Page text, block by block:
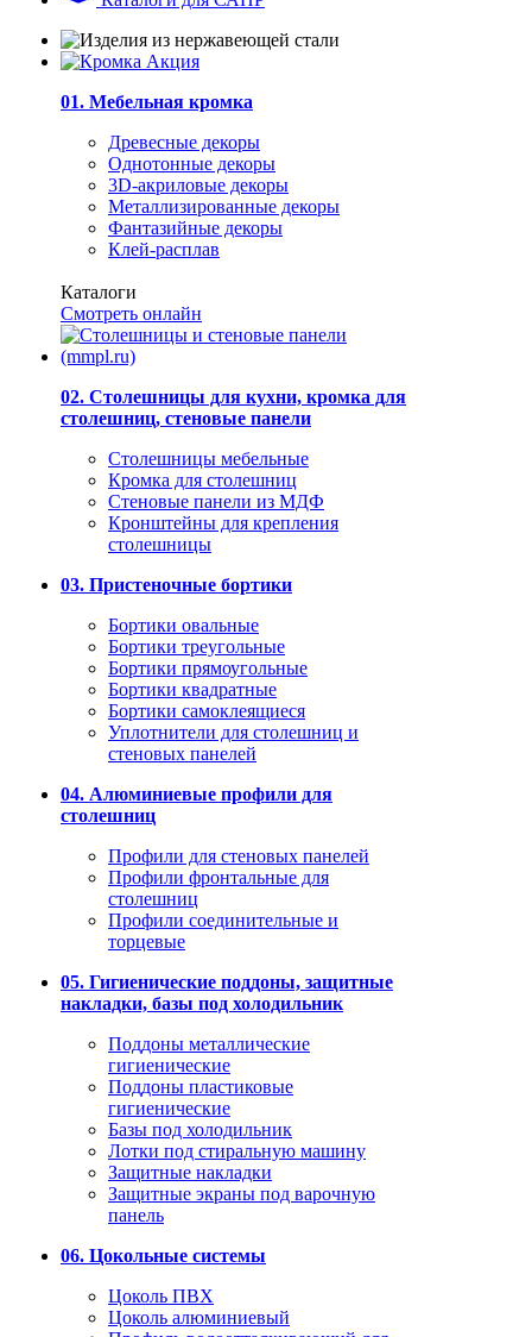
01. Мебельная кромка
Древесные декоры
Однотонные декоры
3D-акриловые декоры
Металлизированные декоры
Фантазийные декоры
Клей-расплав
Каталоги
Смотреть онлайн
02. Столешницы для кухни, кромка для
столешниц, стеновые панели
Столешницы мебельные
Кромка для столешниц
Стеновые панели из МДФ
Кронштейны для крепления
столешницы
03. Пристеночные бортики
Бортики овальные
Бортики треугольные
Бортики прямоугольные
Бортики квадратные
Бортики самоклеящиеся
Уплотнители для столешниц и
стеновых панелей
04. Алюминиевые профили для
столешниц
Профили для стеновых панелей
Профили фронтальные для
столешниц
Профили соединительные и
торцевые
05. Гигиенические поддоны, защитные
накладки, базы под холодильник
Поддоны металлические
гигиенические
Поддоны пластиковые
гигиенические
Базы под холодильник
Лотки под стиральную машину
Защитные накладки
Защитные экраны под варочную
панель
06. Цокольные системы
Цоколь ПВХ
Цоколь алюминиевый